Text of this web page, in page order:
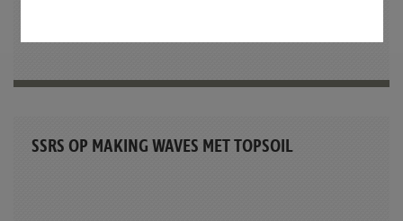
SSRS OP MAKING WAVES MET TOPSOIL